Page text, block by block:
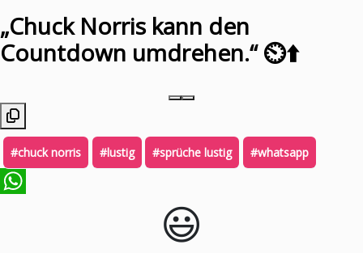
„Chuck Norris kann den
Countdown umdrehen.“ ⏲️⬆️
#chuck norris #lustig #sprüche lustig #whatsapp
😃️